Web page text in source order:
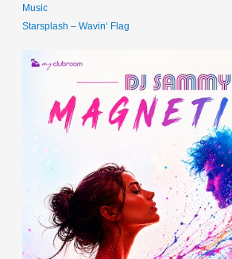
Music
Starsplash – Wavin‘ Flag